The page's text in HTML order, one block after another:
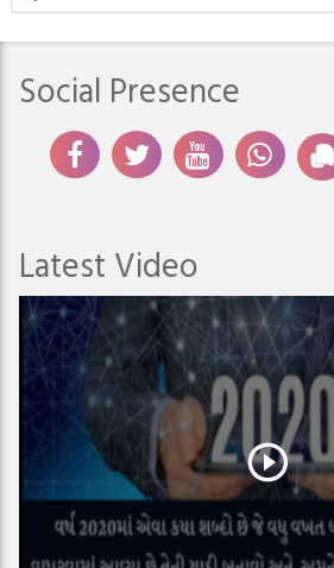
Social Presence
Latest Video